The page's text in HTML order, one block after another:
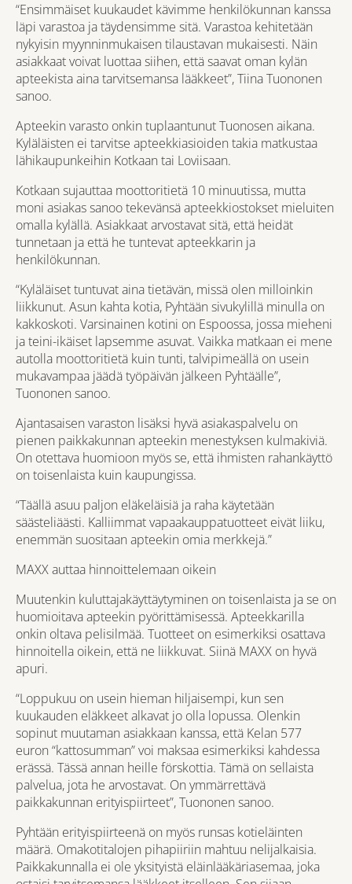
“Ensimmäiset kuukaudet kävimme henkilökunnan kanssa
läpi varastoa ja täydensimme sitä. Varastoa kehitetään
nykyisin myynninmukaisen tilaustavan mukaisesti. Näin
asiakkaat voivat luottaa siihen, että saavat oman kylän
apteekista aina tarvitsemansa lääkkeet”, Tiina Tuononen
sanoo.
Apteekin varasto onkin tuplaantunut Tuonosen aikana.
Kyläläisten ei tarvitse apteekkiasioiden takia matkustaa
lähikaupunkeihin Kotkaan tai Loviisaan.
Kotkaan sujauttaa moottoritietä 10 minuutissa, mutta
moni asiakas sanoo tekevänsä apteekkiostokset mieluiten
omalla kylällä. Asiakkaat arvostavat sitä, että heidät
tunnetaan ja että he tuntevat apteekkarin ja
henkilökunnan.
“Kyläläiset tuntuvat aina tietävän, missä olen milloinkin
liikkunut. Asun kahta kotia, Pyhtään sivukylillä minulla on
kakkoskoti. Varsinainen kotini on Espoossa, jossa mieheni
ja teini-ikäiset lapsemme asuvat. Vaikka matkaan ei mene
autolla moottoritietä kuin tunti, talvipimeällä on usein
mukavampaa jäädä työpäivän jälkeen Pyhtäälle”,
Tuononen sanoo.
Ajantasaisen varaston lisäksi hyvä asiakaspalvelu on
pienen paikkakunnan apteekin menestyksen kulmakiviä.
On otettava huomioon myös se, että ihmisten rahankäyttö
on toisenlaista kuin kaupungissa.
“Täällä asuu paljon eläkeläisiä ja raha käytetään
säästeliäästi. Kalliimmat vapaakauppatuotteet eivät liiku,
enemmän suositaan apteekin omia merkkejä.”
MAXX auttaa hinnoittelemaan oikein
Muutenkin kuluttajakäyttäytyminen on toisenlaista ja se on
huomioitava apteekin pyörittämisessä. Apteekkarilla
onkin oltava pelisilmää. Tuotteet on esimerkiksi osattava
hinnoitella oikein, että ne liikkuvat. Siinä MAXX on hyvä
apuri.
“Loppukuu on usein hieman hiljaisempi, kun sen
kuukauden eläkkeet alkavat jo olla lopussa. Olenkin
sopinut muutaman asiakkaan kanssa, että Kelan 577
euron “kattosumman” voi maksaa esimerkiksi kahdessa
erässä. Tässä annan heille förskottia. Tämä on sellaista
palvelua, jota he arvostavat. On ymmärrettävä
paikkakunnan erityispiirteet”, Tuononen sanoo.
Pyhtään erityispiirteenä on myös runsas kotieläinten
määrä. Omakotitalojen pihapiiriin mahtuu nelijalkaisia.
Paikkakunnalla ei ole yksityistä eläinlääkäriasemaa, joka